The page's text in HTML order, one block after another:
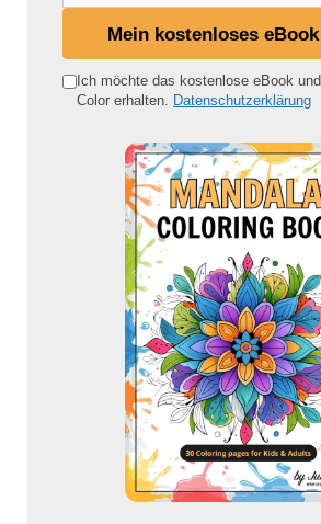
e
Mein kostenloses
Ich möchte das kostenlose eBook
Color erhalten.
Datenschutzerklärung